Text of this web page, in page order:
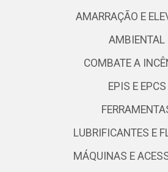
AMARRAÇÃO E
AMBIENTAL
COMBATE A
EPIS E EPCS
LUBRIFICANTES E
MÁQUINAS E